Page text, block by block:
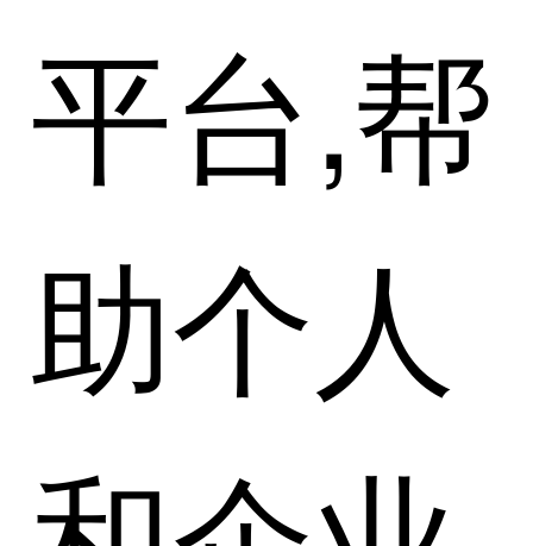
平台,帮
助个人